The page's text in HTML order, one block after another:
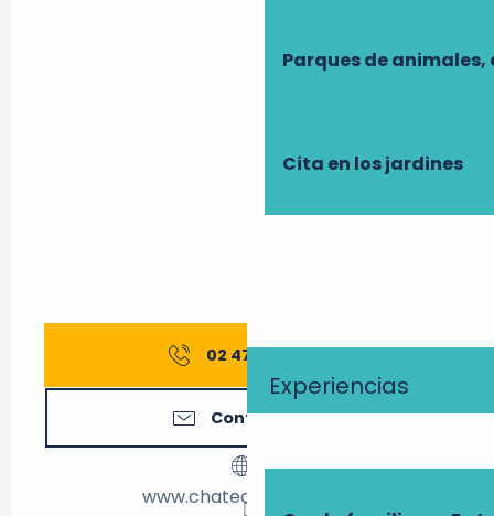
Parques de
Cita en los jardines
Experiencias
02 47 50 02
Contáctenos
www.chateauvillandry.fr